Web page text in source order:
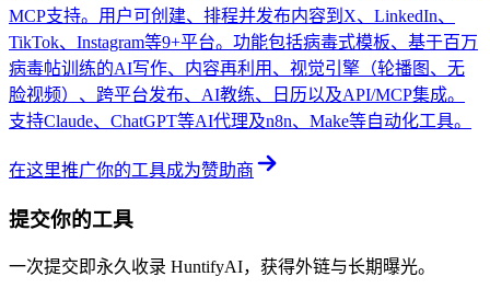
MCP支持。用户可创建、排程并发布内容到X、LinkedIn、
TikTok、Instagram等9+平台。功能包括病毒式模板、基于百万
病毒帖训练的AI写作、内容再利用、视觉引擎（轮播图、无
脸视频）、跨平台发布、AI教练、日历以及API/MCP集成。
支持Claude、ChatGPT等AI代理及n8n、Make等自动化工具。
在这里推广你的工具成为赞助商
提交你的工具
一次提交即永久收录 HuntifyAI，获得外链与长期曝光。